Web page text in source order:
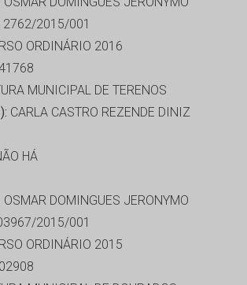
2015/001
ORDINÁRIO 2016
MUNICIPAL DE TERENOS
CARLA CASTRO REZENDE DINIZ
HÁ
OSMAR DOMINGUES JERONYMO
2015/001
ORDINÁRIO 2015